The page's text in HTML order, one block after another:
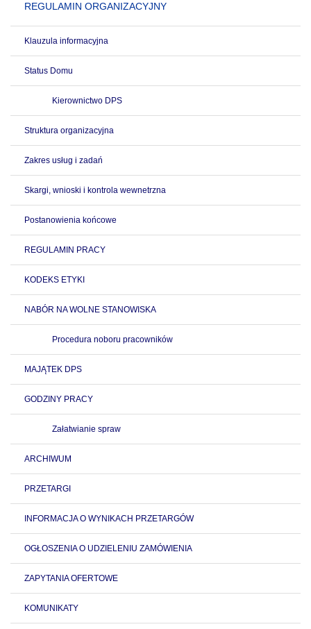
REGULAMIN ORGANIZACYJNY
Klauzula informacyjna
Status Domu
Kierownictwo DPS
Struktura organizacyjna
Zakres usług i zadań
Skargi, wnioski i kontrola wewnetrzna
Postanowienia końcowe
REGULAMIN PRACY
KODEKS ETYKI
NABÓR NA WOLNE STANOWISKA
Procedura noboru pracowników
MAJĄTEK DPS
GODZINY PRACY
Załatwianie spraw
ARCHIWUM
PRZETARGI
INFORMACJA O WYNIKACH PRZETARGÓW
OGŁOSZENIA O UDZIELENIU ZAMÓWIENIA
ZAPYTANIA OFERTOWE
KOMUNIKATY